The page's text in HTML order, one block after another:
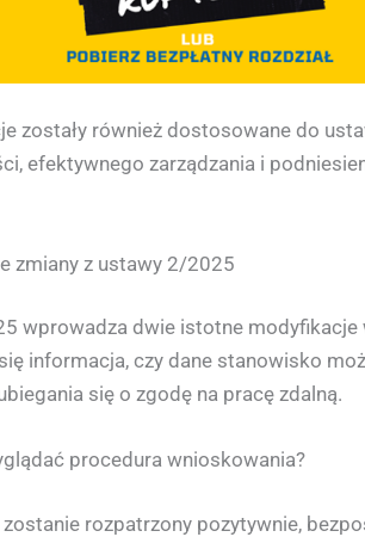
zostały również dostosowane do
efektywnego zarządzania i
zmiany z ustawy 2/2025
wprowadza dwie istotne modyfikacje
informacja, czy dane stanowisko
się o zgodę na pracę zdalną.
procedura wnioskowania?
rozpatrzony pozytywnie,